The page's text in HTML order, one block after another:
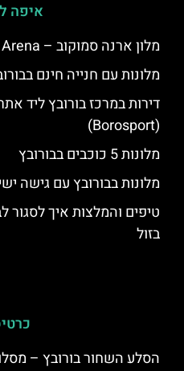
איפה
מלון ארנה סמוקוב – Hotel Arena (ליד בורובץ)
מלונות עם חנייה חינם
דירות במרכז בורובץ ליד
(Borosport)
מלונות 5 כוכבים בבורובץ
מלונות בבורובץ עם גישה
טיפים והמלצות איך לסגור
בזול
הסלע השחור בורובץ –